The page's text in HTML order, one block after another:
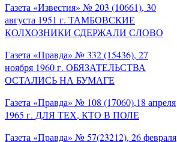
Газета «Известия» № 203 (10661), 30
августа 1951 г. ТАМБОВСКИЕ
КОЛХОЗНИКИ СДЕРЖАЛИ СЛОВО
Газета «Правда» № 332 (15436), 27
ноября 1960 г. ОБЯЗАТЕЛЬСТВА
ОСТАЛИСЬ НА БУМАГЕ
Газета «Правда» № 108 (17060),18 апреля
1965 г. ДЛЯ ТЕХ, КТО В ПОЛЕ
Газета «Правда» № 57(23212), 26 февраля